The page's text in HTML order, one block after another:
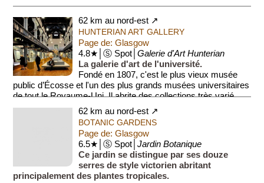
62 km au nord-est ↗
HUNTERIAN ART GALLERY
Page de: Glasgow
4.8★│Ⓢ Spot│Galerie d'Art Hunterian
La galerie d'art de l'université.
Fondé en 1807, c'est le plus vieux musée
public d’Écosse et l'un des plus grands musées universitaires
de tout le Royaume-Uni. Il abrite des collections très varié...
62 km au nord-est ↗
BOTANIC GARDENS
Page de: Glasgow
6.5★│Ⓢ Spot│Jardin Botanique
Ce jardin se distingue par ses douze
serres de style victorien abritant
principalement des plantes tropicales.